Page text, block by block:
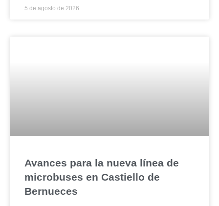
5 de agosto de 2026
Avances para la nueva línea de
microbuses en Castiello de
Bernueces